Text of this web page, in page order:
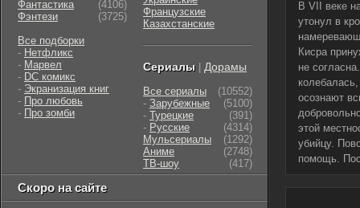
В VII веке
утонул в
Кисра
не
осознают
этой
убийцу.
помощь.
Фантастика
(4106)
Фэнтези
(3725)
Все подборки
- Нетфликс
- Марвел
- DC комикс
- Экранизация книг
- Про любовь
- Про зомби
Французские
Казахстанские
Сериалы Дорамы
Все сериалы
(10552)
- Зарубежные
(5100)
- Турецкие
(391)
- Русские
(4314)
Мульсериалы
(1292)
Аниме
(2748)
ТВ-шоу
(417)
Скоро на сайте